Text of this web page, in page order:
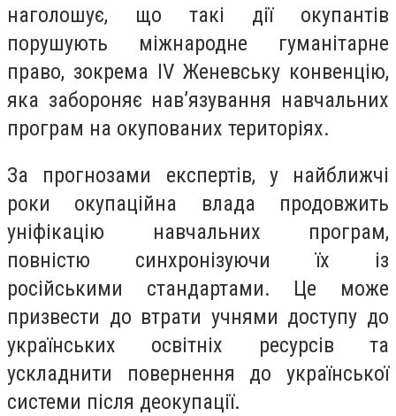
наголошує, що такі дії окупантів
порушують міжнародне гуманітарне
право, зокрема IV Женевську конвенцію,
яка забороняє нав’язування навчальних
програм на окупованих територіях.
За прогнозами експертів, у найближчі
роки окупаційна влада продовжить
уніфікацію навчальних програм,
повністю синхронізуючи їх із
російськими стандартами. Це може
призвести до втрати учнями доступу до
українських освітніх ресурсів та
ускладнити повернення до української
системи після деокупації.